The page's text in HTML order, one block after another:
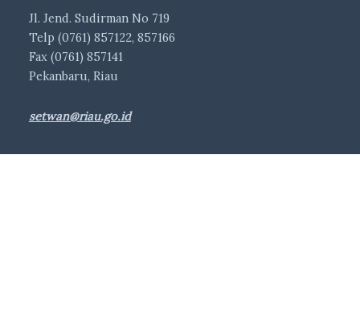
Jl. Jend. Sudirman No 719
Telp (0761) 857122, 857166
Fax (0761) 857141
Pekanbaru, Riau
setwan@riau.go.id